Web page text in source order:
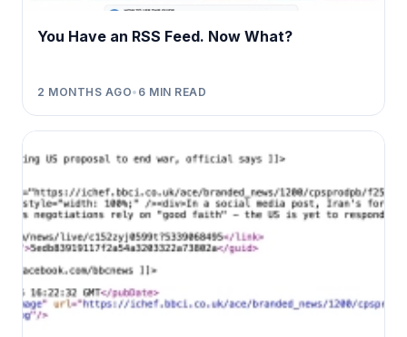
You Have an RSS Feed. Now What?
2 MONTHS AGO• 6 MIN READ